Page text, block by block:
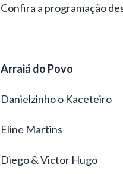
Confira a programação
Arraiá do Povo
Danielzinho o Kaceteiro
Eline Martins
Diego & Victor Hugo